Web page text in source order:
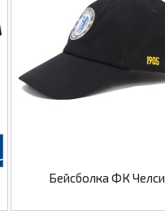
Бейсболка ФК Челси